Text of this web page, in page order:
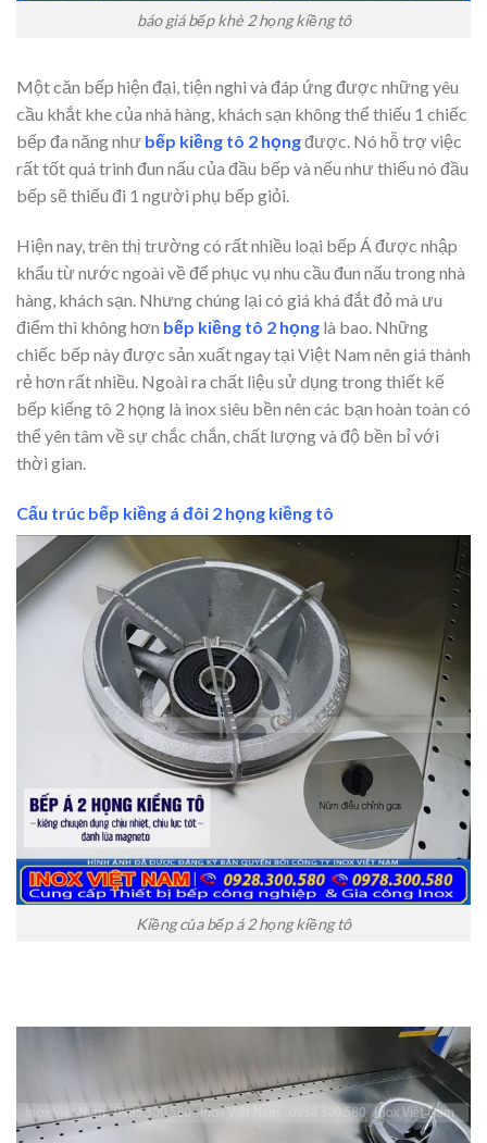
báo giá bếp khè 2 họng kiềng tô
Một căn bếp hiện đại, tiện nghi và đáp ứng được những yêu
cầu khắt khe của nhà hàng, khách sạn không thể thiếu 1 chiếc
bếp đa năng như bếp kiềng tô 2 họngđược. Nó hỗ trợ việc
rất tốt quá trình đun nấu của đầu bếp và nếu như thiếu nó đầu
bếp sẽ thiếu đi 1 người phụ bếp giỏi.
Hiện nay, trên thị trường có rất nhiều loại bếp Á được nhập
khẩu từ nước ngoài về để phục vụ nhu cầu đun nấu trong nhà
hàng, khách sạn. Nhưng chúng lại có giá khá đắt đỏ mà ưu
điểm thì không hơn bếp kiềng tô 2 họng là bao. Những
chiếc bếp này được sản xuất ngay tại Việt Nam nên giá thành
rẻ hơn rất nhiều. Ngoài ra chất liệu sử dụng trong thiết kế
bếp kiếng tô 2 họng là inox siêu bền nên các bạn hoàn toàn có
thể yên tâm về sự chắc chắn, chất lượng và độ bền bỉ với
thời gian.
Cấu trúc bếp kiềng á đôi 2 họng kiềng tô
Kiềng của bếp á 2 họng kiềng tô